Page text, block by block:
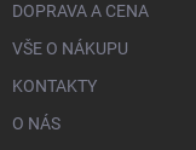
DOPRAVA A CENA
VŠE O NÁKUPU
KONTAKTY
O NÁS